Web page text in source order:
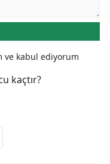
ve kabul ediyorum
kaçtır?